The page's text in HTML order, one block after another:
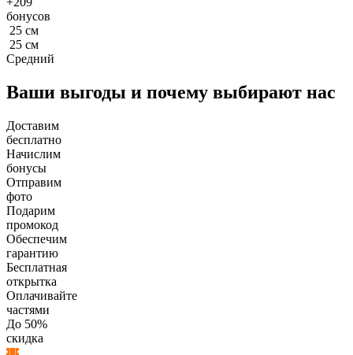
бонусов
25 см
25 см
Средний
Ваши выгоды и почему выбирают нас
Доставим
бесплатно
Начислим
бонусы
Отправим
фото
Подарим
промокод
Обеспечим
гарантию
Бесплатная
открытка
Оплачивайте
частями
До 50%
скидка